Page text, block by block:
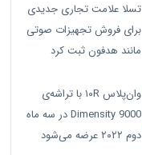
تسلا علامت تجاری جدیدی
برای فروش تجهیزات صوتی
مانند هدفون ثبت کرد
وان‌پلاس ۱۰R با تراشه‌ی
Dimensity 9000 در سه ماه
دوم ۲۰۲۲ عرضه می‌شود